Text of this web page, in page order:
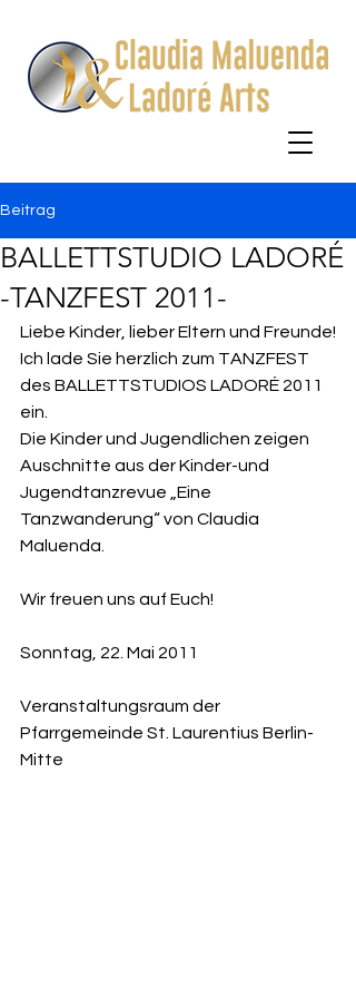
Beitrag
BALLETTSTUDIO LADORÉ
-TANZFEST 2011-
Liebe Kinder, lieber Eltern und Freunde!
Ich lade Sie herzlich zum TANZFEST
des BALLETTSTUDIOS LADORÉ 2011
ein.
Die Kinder und Jugendlichen zeigen
Auschnitte aus der Kinder-und
Jugendtanzrevue „Eine
Tanzwanderung“ von Claudia
Maluenda.
Wir freuen uns auf Euch!
Sonntag, 22. Mai 2011
Veranstaltungsraum der
Pfarrgemeinde St. Laurentius Berlin-
Mitte